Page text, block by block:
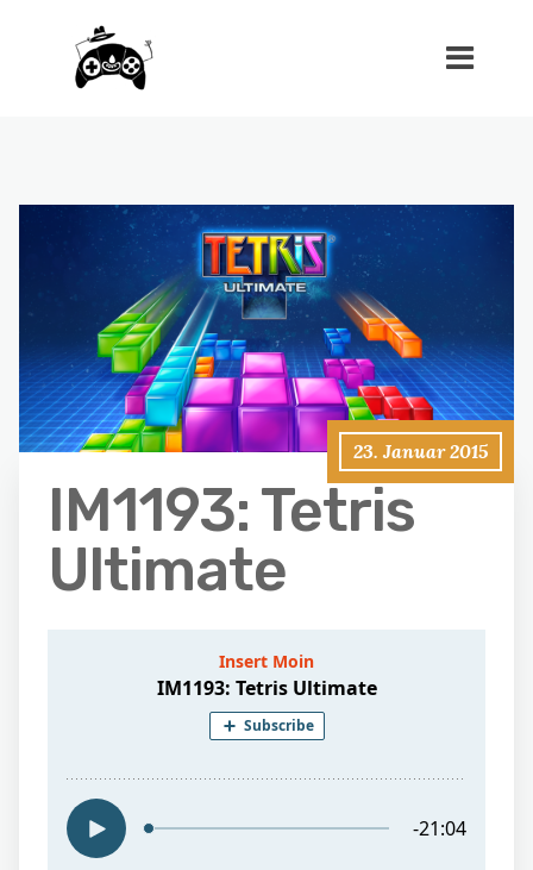
23. Januar 2015
IM1193: Tetris
Ultimate